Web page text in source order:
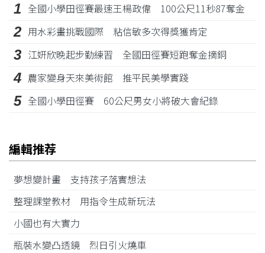
1 全國小學田徑賽最速王楊政偉 100公尺11秒87奪金
2 用水彩畫挑戰國際 粘信敏多次得獎獲肯定
3 江姸欣晚起步勤練習 全國田徑賽短跑奪金摘銅
4 農家變身天來美術館 推平民美學實踐
5 全國小學田徑賽 60公尺男女小將破大會紀錄
編輯推荐
夢想變計畫 支持孩子落實想法
整理課堂教材 用指令生成新玩法
小國也有大實力
瓶裝水變凸透鏡 烈日引火燒車